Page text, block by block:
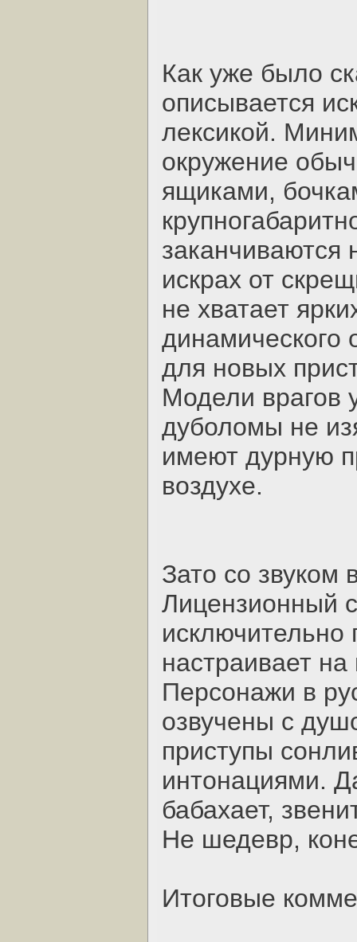
Как уже было
описывается
лексикой.
окружение
ящиками,
заканчиваются
искрах от
не хватает
динамического
для новых
Модели врагов
дуболомы не
имеют дурную
воздухе.
Зато со звуком
Лицензионный
настраивает
Персонажи в
озвучены с
приступы
интонациями.
бабахает,
Не шедевр,
Итоговые